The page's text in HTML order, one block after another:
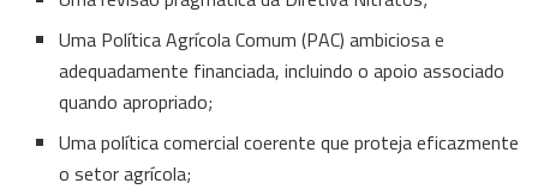
Uma Política Agrícola Comum (PAC) ambiciosa e
adequadamente financiada, incluindo o apoio associado
quando apropriado;
Uma política comercial coerente que proteja eficazmente
o setor agrícola;